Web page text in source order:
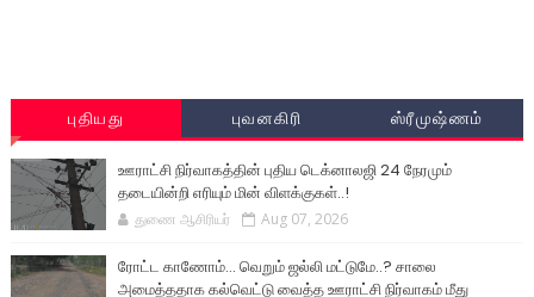
புதியது புவனகிரி ஸ்ரீமுஷ்ணம்
ஊராட்சி நிர்வாகத்தின் புதிய டெக்னாலஜி 24 நேரமும்
தடையின்றி எரியும் மின் விளக்குகள்..!
துணை ஆசிரியர் Aug 07, 2026
ரோட்ட காணோம்... வெறும் ஜல்லி மட்டுமே..? சாலை
அமைத்ததாக கல்வெட்டு வைத்த ஊராட்சி நிர்வாகம் மீது